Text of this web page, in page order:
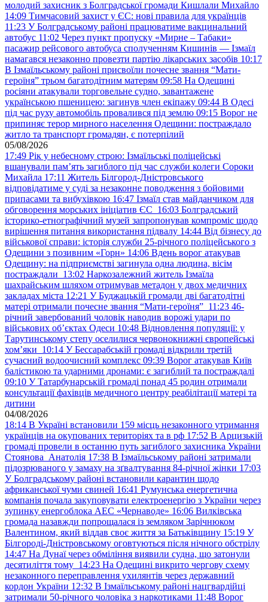
молодий захисник з Болградської громади Кишлали Михайло
14:09 Тимчасовий захист у ЄС: нові правила для українців
11:23 У Болградському районі працюватиме вакцинальний
автобус 11:02 Через пункт пропуску «Мирне – Табаки»
пасажир рейсового автобуса сполученням Кишинів — Ізмаїл
намагався незаконно провезти партію лікарських засобів 10:17
В Ізмаїльському районі присвоїли почесне звання “Мати-
героїня” трьом багатодітним матерям 09:58 На Одещині
росіяни атакували торговельне судно, завантажене
українською пшеницею: загинув член екіпажу 09:44 В Одесі
під час руху автомобіль провалився під землю 09:15 Ворог не
припиняє терор мирного населення Одещини: постраждало
житло та транспорт громадян, є потерпілий
05/08/2026
17:49 Рік у небесному строю: Ізмаїльські поліцейські
вшанували пам’ять загиблого під час служби колеги Сороки
Михайла 17:11 Житель Білгород-Дністровського
відповідатиме у суді за незаконне поводження з бойовими
припасами та вибухівкою 16:47 Ізмаїл став майданчиком для
обговорення морських ініціатив ЄС 16:03 Болградський
історико-етнографічний музей запропонував компроміс щодо
вирішення питання використання підвалу 14:44 Від бізнесу до
військової справи: історія служби 25-річного поліцейського з
Одещини з позивним «Горн» 14:06 Вдень ворог атакував
Одещину: на підприємстві загинула одна людина, вісім
постраждали 13:02 Наркозалежний житель Ізмаїла
шахрайським шляхом отримував метадон у двох медичних
закладах міста 12:21 У Буджацькій громади дві багатодітні
матері отримали почесне звання “Мати-героїня” 11:23 46-
річний завербований чоловік наводив ворожі удари по
військових обʼєктах Одеси 10:48 Відновлення популяції: у
Тарутинському степу оселилися червонокнижні європейські
хом’яки 10:14 У Бессарабській громаді відкрили третій
сучасний водоочисний комплекс 09:39 Ворог атакував Київ
балістикою та ударними дронами: є загиблий та постраждалі
09:10 У Татарбунарській громаді понад 45 родин отримали
консультації фахівців медичного центру реабілітації матері та
дитини
04/08/2026
18:14 В Україні встановили 159 місць незаконного утримання
українців на окупованих територіях та в рф 17:52 В Арцизькій
громаді провели в останню путь загиблого захисника України
Стоянова Анатолія 17:38 В Ізмаїльському районі затримали
підозрюваного у замаху на зґвалтування 84-річної жінки 17:03
У Болградському районі встановили карантин щодо
африканської чуми свиней 16:41 Румунська енергетична
компанія почала закуповувати електроенергію з України через
зупинку енергоблока АЕС «Чернаводе» 16:06 Вилківська
громада назавжди попрощалася із земляком Зарічнюком
Валентином, який віддав своє життя за Батьківщину 15:19 У
Білгороді-Дністровському оговтуються після нічного обстрілу
14:47 На Дунаї через обміління виявили судна, що затонули
десятиліття тому 14:23 На Одещині викрито чергову схему
незаконного переправлення ухилянтів через державний
кордон України 12:32 В Ізмаїльському районі нацгвардійці
затримали 50-річного чоловіка з наркотиками 11:48 Ворог